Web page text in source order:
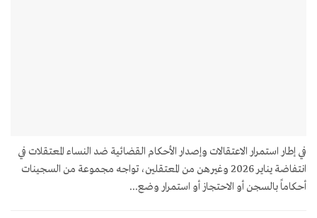
في إطار استمرار الاعتقالات وإصدار الأحكام القضائية ضد النساء المعتقلات في
انتفاضة يناير 2026 وغيرهن من المعتقلين، تواجه مجموعة من السجينات
أحكاماً بالسجن أو الاحتجاز أو استمرار وضع...